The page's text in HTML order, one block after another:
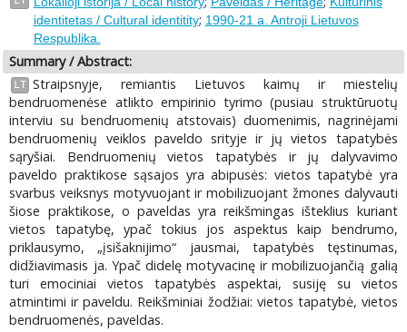
identitetas / Cultural identitity; 1990-21 a. Antroji Lietuvos
Respublika.
Summary / Abstract:
LT Straipsnyje, remiantis Lietuvos kaimų ir miestelių
bendruomenėse atlikto empirinio tyrimo (pusiau struktūruotų
interviu su bendruomenių atstovais) duomenimis, nagrinėjami
bendruomenių veiklos paveldo srityje ir jų vietos tapatybės
sąryšiai. Bendruomenių vietos tapatybės ir jų dalyvavimo
paveldo praktikose sąsajos yra abipusės: vietos tapatybė yra
svarbus veiksnys motyvuojant ir mobilizuojant žmones dalyvauti
šiose praktikose, o paveldas yra reikšmingas išteklius kuriant
vietos tapatybę, ypač tokius jos aspektus kaip bendrumo,
priklausymo, „įsišaknijimo“ jausmai, tapatybės tęstinumas,
didžiavimasis ja. Ypač didelę motyvacinę ir mobilizuojančią galią
turi emociniai vietos tapatybės aspektai, susiję su vietos
atmintimi ir paveldu. Reikšminiai žodžiai: vietos tapatybė, vietos
bendruomenės, paveldas.